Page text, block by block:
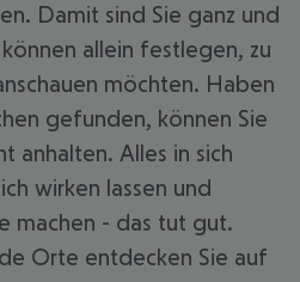
Damit sind Sie ganz und
allein festlegen, zu
möchten. Haben
gefunden, können Sie
anhalten. Alles in sich
wirken lassen und
machen - das tut gut.
Orte entdecken Sie auf